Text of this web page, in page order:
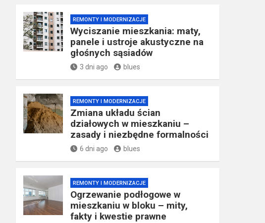
REMONTY I MODERNIZACJE
Wyciszanie mieszkania: maty,
panele i ustroje akustyczne na
głośnych sąsiadów
3 dni ago blues
REMONTY I MODERNIZACJE
Zmiana układu ścian
działowych w mieszkaniu –
zasady i niezbędne formalności
6 dni ago blues
REMONTY I MODERNIZACJE
Ogrzewanie podłogowe w
mieszkaniu w bloku – mity,
fakty i kwestie prawne